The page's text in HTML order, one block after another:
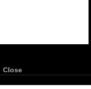
Close